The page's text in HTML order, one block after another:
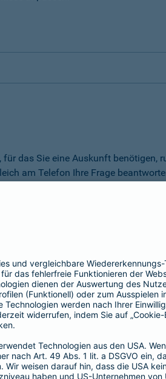
das Sie eine Auskunft benötigen,
am Telefon Ihre Frage
der Deutschen
zu diversen Versicherungen